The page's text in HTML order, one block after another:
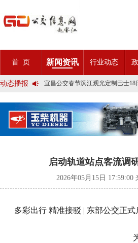
首 页 新闻资讯 行业动态
动态播报
石河子市公交公司荣获全国五一劳
宜昌公交春节滨江观光定制巴士18
传承张謇精神•厚植为民情怀•党
岁月为鉴人民为证，百年北京公交
今日生效！新《安全生产法》处罚
交通运输部、科学技术部发布关
2025市民出行新方案 | 久事公交开
第九届公交都市发展论坛 (深圳)邀
宜昌公交春节滨江观光定制巴士18
传承张謇精神•厚植为民情怀•党
创新 实践 沟通 | 聚焦「智慧公
启动轨道站点客流调
2026年05月15日
多彩出行 精准接驳 | 东部公交正